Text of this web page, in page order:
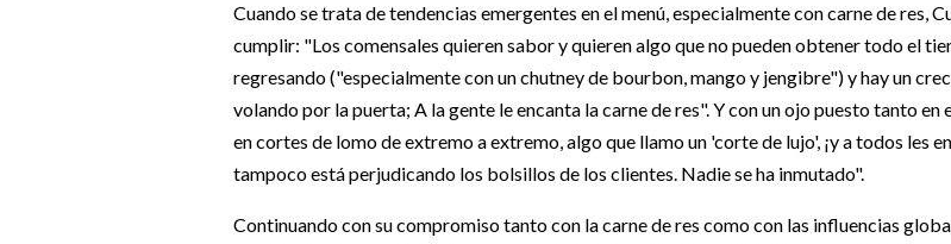
Cuando se trata de tendencias emergentes en el menú, especialmente con carne de res,
cumplir: "Los comensales quieren sabor y quieren algo que no pueden obtener todo el
regresando ("especialmente con un chutney de bourbon, mango y jengibre") y hay un
volando por la puerta; A la gente le encanta la carne de res". Y con un ojo puesto tanto
en cortes de lomo de extremo a extremo, algo que llamo un 'corte de lujo', ¡y a todos les
tampoco está perjudicando los bolsillos de los clientes. Nadie se ha inmutado".
Continuando con su compromiso tanto con la carne de res como con las influencias